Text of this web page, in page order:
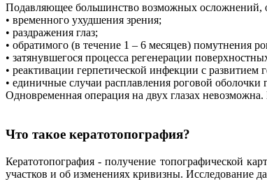
Подавляющее большинство возможных осложнений,
• временного ухудшения зрения;
• раздражения глаз;
• обратимого (в течение 1 – 6 месяцев) помутнения
• затянувшегося процесса регенерации
• реактивации герпетической инфекции с развитием
• единичные случаи расплавления роговой оболочки
Одновременная операция на двух глазах
Что такое кератотопография?
Кератотопография - получение топографической
участков и об изменениях кривизны. Исследование